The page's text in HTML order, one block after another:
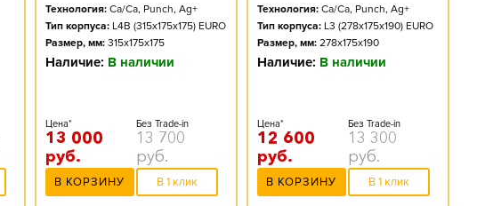
Технология: Ca/Ca, Punch, Ag+
Тип корпуса: L4B (315x175x175) EURO
Размер, мм: 315x175x175
Наличие: В наличии
Цена*
13 000
руб.
Без Trade-in
13 700
руб.
В КОРЗИНУ В 1 клик
Технология: Ca/Ca, Punch, Ag+
Тип корпуса: L3 (278x175x190) EURO
Размер, мм: 278x175x190
Наличие: В наличии
Цена*
12 600
руб.
Без Trade-in
13 300
руб.
В КОРЗИНУ В 1 клик